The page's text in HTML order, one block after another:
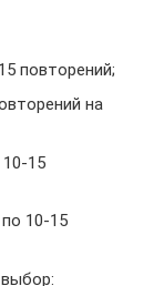
повторений;
на
15
10-15